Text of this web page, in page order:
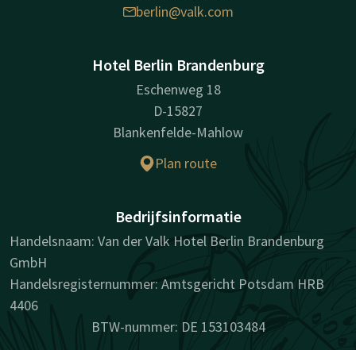
berlin@valk.com
Hotel Berlin Brandenburg
Eschenweg 18
D-15827
Blankenfelde-Mahlow
Plan route
Bedrijfsinformatie
Handelsnaam: Van der Valk Hotel Berlin Brandenburg
GmbH
Handelsregisternummer: Amtsgericht Potsdam HRB
4406
BTW-nummer: DE 153103484